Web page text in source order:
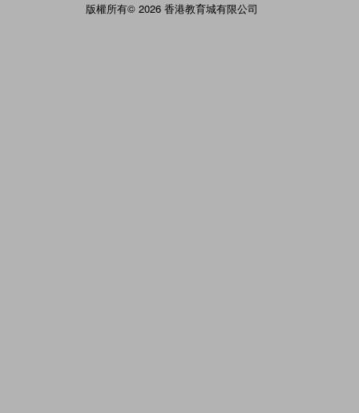
版權所有© 2026 香港教育城有限公司